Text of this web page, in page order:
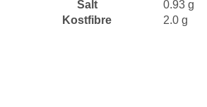
Salt
0.93 g
Kostfibre
2.0 g